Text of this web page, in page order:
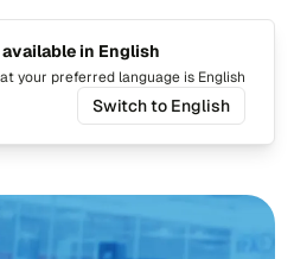
in English
your preferred language is English
Switch to English